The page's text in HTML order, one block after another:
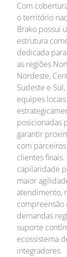
Com
o território
Brako possui
estrutura
dedicada
as regiões
Nordeste,
Sudeste e
equipes locais
posicionadas
garantir
com
clientes finais.
capilaridade
maior
atendimento,
compreensão
demandas
suporte
ecossistema
integradores.